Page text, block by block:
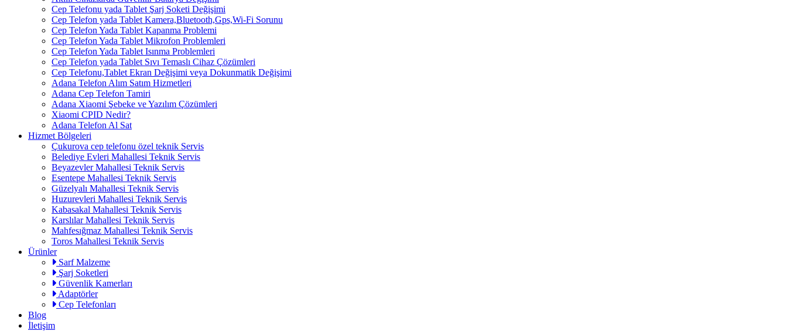
Cep Telefonu yada Tablet Şarj Soketi Değişimi
Cep Telefon yada Tablet Kamera,Bluetooth,Gps,Wi-Fi Sorunu
Cep Telefon Yada Tablet Kapanma Problemi
Cep Telefon Yada Tablet Mikrofon Problemleri
Cep Telefon Yada Tablet Isınma Problemleri
Cep Telefon yada Tablet Sıvı Temaslı Cihaz Çözümleri
Cep Telefonu,Tablet Ekran Değişimi veya Dokunmatik Değişimi
Adana Telefon Alım Satım Hizmetleri
Adana Cep Telefon Tamiri
Adana Xiaomi Şebeke ve Yazılım Çözümleri
Xiaomi CPID Nedir?
Adana Telefon Al Sat
Hizmet Bölgeleri
Çukurova cep telefonu özel teknik Servis
Belediye Evleri Mahallesi Teknik Servis
Beyazevler Mahallesi Teknik Servis
Esentepe Mahallesi Teknik Servis
Güzelyalı Mahallesi Teknik Servis
Huzurevleri Mahallesi Teknik Servis
Kabasakal Mahallesi Teknik Servis
Karslılar Mahallesi Teknik Servis
Mahfesığmaz Mahallesi Teknik Servis
Toros Mahallesi Teknik Servis
Ürünler
Sarf Malzeme
Şarj Soketleri
Güvenlik Kamerları
Adaptörler
Cep Telefonları
Blog
İletişim